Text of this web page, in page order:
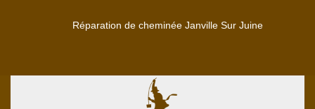
Réparation de cheminée Janville Sur Juine